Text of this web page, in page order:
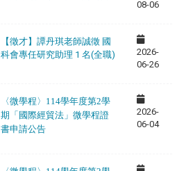
08-06
【徵才】譚丹琪老師誠徵 國
科會專任研究助理 1 名(全職)
2026-
06-26
〈微學程 〉114學年度第2學
期「國際經貿法」微學程證
書申請公告
2026-
06-04